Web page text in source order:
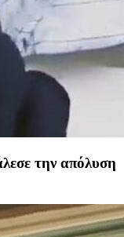
την απόλυση